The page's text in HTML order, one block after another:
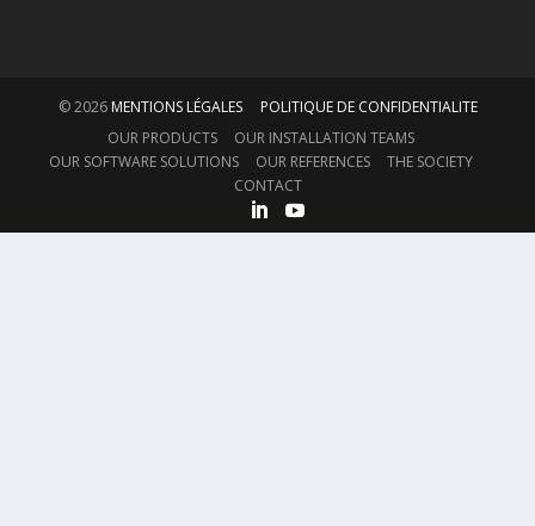
© 2026 MENTIONS LÉGALES
POLITIQUE DE CONFIDENTIALITE
OUR PRODUCTS
OUR INSTALLATION TEAMS
OUR SOFTWARE SOLUTIONS
OUR REFERENCES
THE SOCIETY
CONTACT